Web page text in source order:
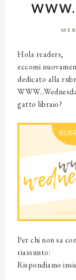
Hola readers,
eccomi
dedicato alla
gatto libraio?
Per chi non sa
riassunto:
Rispondiamo